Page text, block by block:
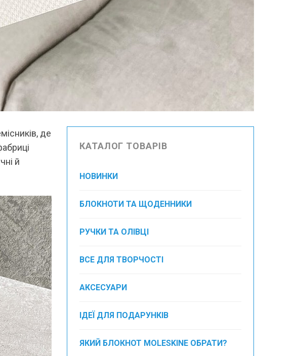
де
й
КАТАЛОГ ТОВАРІВ
НОВИНКИ
БЛОКНОТИ ТА ЩОДЕННИКИ
РУЧКИ ТА ОЛІВЦІ
ВСЕ ДЛЯ ТВОРЧОСТІ
АКСЕСУАРИ
ІДЕЇ ДЛЯ ПОДАРУНКІВ
ЯКИЙ БЛОКНОТ MOLESKINE ОБРАТИ?